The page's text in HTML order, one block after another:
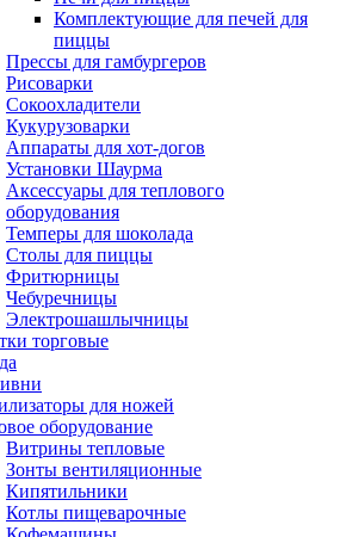
Комплектующие для печей для
пиццы
Прессы для гамбургеров
Рисоварки
Сокоохладители
Кукурузоварки
Аппараты для хот-догов
Установки Шаурма
Аксессуары для теплового
оборудования
Темперы для шоколада
Столы для пиццы
Фритюрницы
Чебуречницы
Электрошашлычницы
торговые
для ножей
оборудование
Витрины тепловые
Зонты вентиляционные
Кипятильники
Котлы пищеварочные